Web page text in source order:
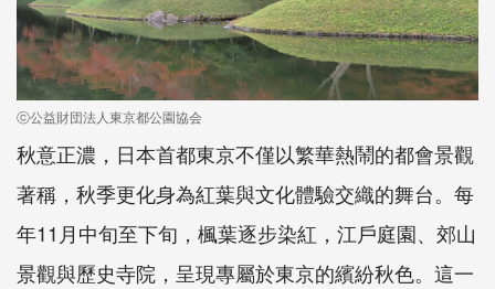
ⓒ公益財団法人東京都公園協会
秋意正濃，日本首都東京不僅以繁華熱鬧的都會景觀
著稱，秋季更化身為紅葉與文化體驗交織的舞台。每
年11月中旬至下旬，楓葉逐步染紅，江戶庭園、郊山
景觀與歷史寺院，呈現專屬於東京的繽紛秋色。這一